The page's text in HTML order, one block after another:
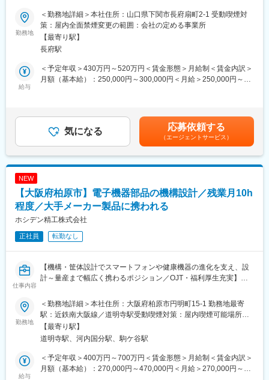
い環境です
◎＜働き方改革関連認定企業＞やまぐち健康経営認定企業／誰も
が活躍できるやまぐちの企業
■当社について：
当社は69年の歴史を持つ住宅設備機器総合メーカーです。
給湯器・空調機器・システムバスやキッチン・太陽熱温水器など
また近年は海外にもヒートポンプ式熱源機やガス給湯器の普及が
拡大しておりグローバルへCHOFUブランドを展開しています。
変更の範囲：会社の定める業務
◎充実の福利厚生｜賞与5.78カ月支給｜社員の定着率90％以上
■職務内容：
住宅設備機器の機械設計及び開発業務を担当します。
製品の試作及び性能試験を含めご対応いただきます。
【製品例】
・給湯機器：石油給湯器/石油風呂釜/ガス給湯器/ガス風呂釜/電気
テム/石油ストーブ
・システム機器：システムバス/人工大理石浴槽/システムキッチン
・ソーラー機器：太陽熱温水器/ソーラー床下換気扇
担当製品を決定いたします。
■充実した就業環境：
◎完全週休2日（土・日・祝）／リフレッシュ休暇制度（10日間
／2023年度）
◎PC自動シャットダウン管理（許可なく夜間や休日にパソコンの
利用不可）
い環境です
◎＜働き方改革関連認定企業＞やまぐち健康経営認定企業／誰も
が活躍できるやまぐちの企業
■当社について：
当社は69年の歴史を持つ住宅設備機器総合メーカーです。
給湯器・空調機器・システムバスやキッチン・太陽熱温水器など
勤務地
＜勤務地詳細＞本社住所：山口県下関市長府扇町2-1 受動喫煙対
策：屋内全面禁煙変更の範囲：会社の定める事業所
【最寄り駅】
長府駅
給与
＜予定年収＞430万円～520万円＜賃金形態＞月給制＜賃金内訳＞
月額（基本給）：250,000円～300,000円＜月給＞250,000円～
■35歳：年収570万円（月給32万円＋各種手当＋賞与2回）賃金は
あくまでも目安の金額であり、選考を通じて上下する可能性があ
ります。月給(月額)は固定手当を含めた表記です。
気になる 応募依頼する
（エージェントサービス）
NEW
【大阪府柏原市】電子機器部品の機構設計／残業月10h
程度／大手メーカー製品に携われる
ホシデン精工株式会社
正社員 転勤なし
仕事内容
【機構・筐体設計でスマートフォンや健康機器の進化を支え、設
計～量産まで幅広く携わるポジション／OJT・福利厚生充実】
■業務概要
自社製品および受託案件の機構設計業務を、上流～量産移管まで
一貫して担当します。
＜主な担当業務＞
・仕様検討、顧客要望に基づく機構設計
・機構、筐体設計、試作、評価・試験
・スケジュール作成や図面作成
勤務地
＜勤務地詳細＞本社住所：大阪府柏原市円明町15-1 勤務地最寄
駅：近鉄南大阪線／道明寺駅受動喫煙対策：屋内喫煙可能場所あ
り変更の範囲：会社の定める事業所
【最寄り駅】
道明寺駅、河内国分駅、駒ケ谷駅
給与
＜予定年収＞400万円～700万円＜賃金形態＞月給制＜賃金内訳＞
月額（基本給）：270,000円～470,000円＜月給＞270,000円～